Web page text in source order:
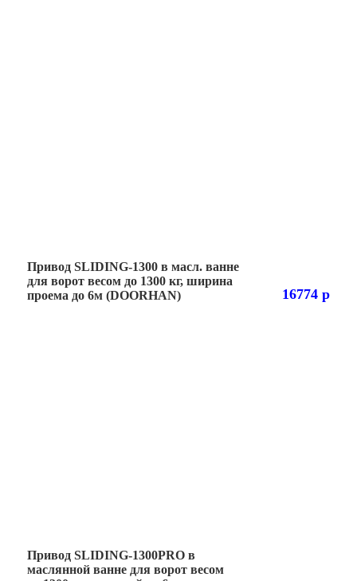
Привод SLIDING-1300 в масл. ванне
для ворот весом до 1300 кг, ширина
проема до 6м (DOORHAN)
16774 р
Привод SLIDING-1300PRO в
маслянной ванне для ворот весом